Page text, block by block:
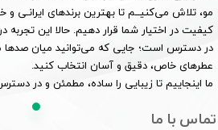
مو، تلاش می‌کنیــم تا بهترین برندهای ایرانـی و
کیفیت در اختیار شما قرار دهیم. حالا این تجربه
در دسترس است؛ جایی که می‌توانید میان صدها
عطرهای خاص، دقیق و آسان انتخاب کنید.
ما اینجاییم تا زیبایی را ساده، مطمئن و در
تماس با ما